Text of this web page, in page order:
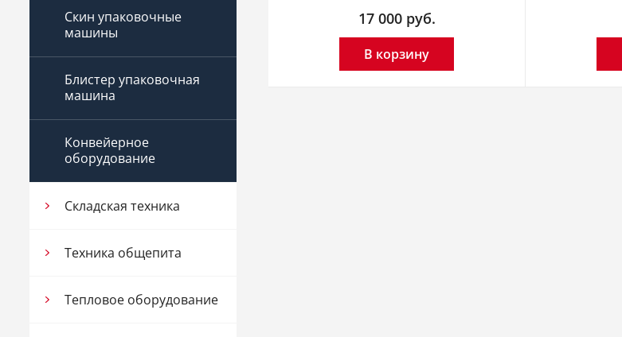
Скин упаковочные
машины
Блистер упаковочная
машина
Конвейерное
оборудование
Складская техника
Техника общепита
Тепловое оборудование
17 000 руб.
В корзину